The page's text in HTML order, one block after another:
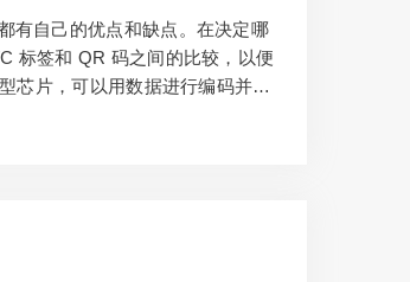
有自己的优点和缺点。在决定哪
标签和 QR 码之间的比较，以便
芯片，可以用数据进行编码并编